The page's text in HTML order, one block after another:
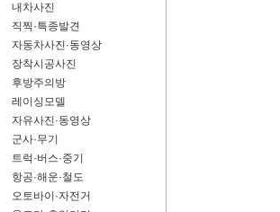
내차사진
직찍·특종발견
자동차사진·동영상
장착시공사진
후방주의방
레이싱모델
자유사진·동영상
군사·무기
트럭·버스·중기
항공·해운·철도
오토바이·자전거